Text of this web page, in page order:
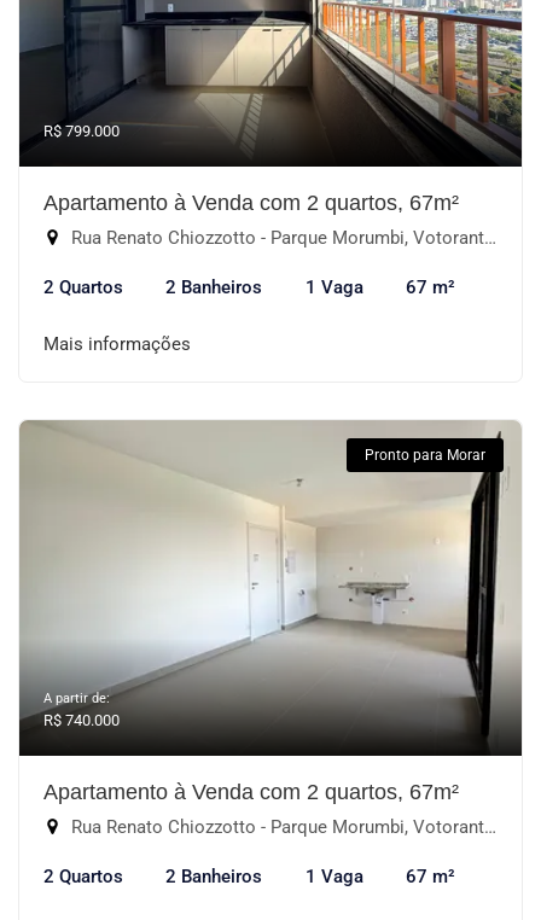
R$ 799.000
Apartamento à Venda com 2 quartos, 67m²
Rua Renato Chiozzotto - Parque Morumbi, Votorantim-SP
2 Quartos 2 Banheiros 1 Vaga 67 m²
Mais informações
Pronto para Morar
A partir de:
R$ 740.000
Apartamento à Venda com 2 quartos, 67m²
Rua Renato Chiozzotto - Parque Morumbi, Votorantim-SP
2 Quartos 2 Banheiros 1 Vaga 67 m²